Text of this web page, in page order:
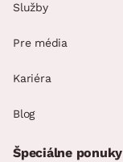
Služby
Pre média
Kariéra
Blog
Špeciálne ponuky